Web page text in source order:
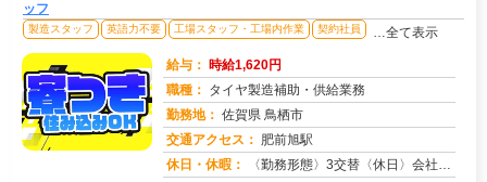
ッフ
製造スタッフ 英語力不要 工場スタッフ・工場内作業 契約社員 …全て表示
給与： 時給1,620円
職種： タイヤ製造補助・供給業務
勤務地： 佐賀県 鳥栖市
交通アクセス： 肥前旭駅
休日・休暇：
〈勤務形態〉3交替〈休日〉会社カレンダーに準ずる